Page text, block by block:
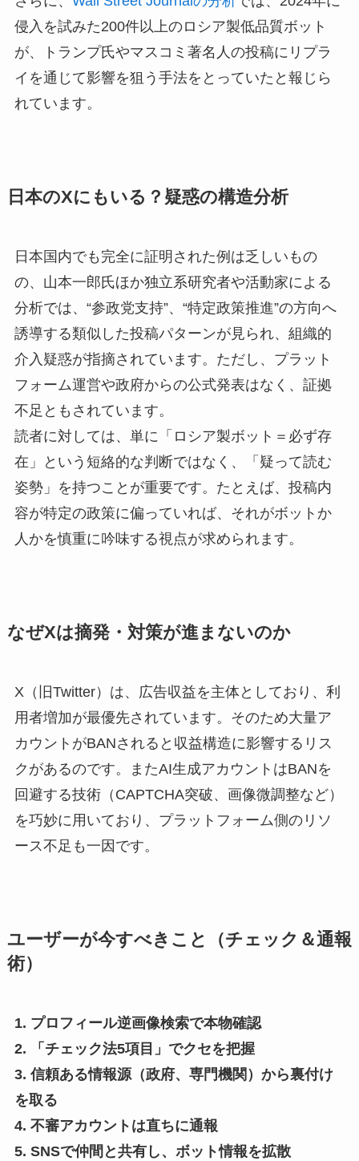
侵入を試みた200件以上のロシア製低品質ボット
が、トランプ氏やマスコミ著名人の投稿にリプラ
イを通じて影響を狙う手法をとっていたと報じら
れています。
日本のXにもいる？疑惑の構造分析
日本国内でも完全に証明された例は乏しいもの
の、山本一郎氏ほか独立系研究者や活動家による
分析では、“参政党支持”、“特定政策推進”の方向へ
誘導する類似した投稿パターンが見られ、組織的
介入疑惑が指摘されています。ただし、プラット
フォーム運営や政府からの公式発表はなく、証拠
不足ともされています。
読者に対しては、単に「ロシア製ボット＝必ず存
在」という短絡的な判断ではなく、「疑って読む
姿勢」を持つことが重要です。たとえば、投稿内
容が特定の政策に偏っていれば、それがボットか
人かを慎重に吟味する視点が求められます。
なぜXは摘発・対策が進まないのか
X（旧Twitter）は、広告収益を主体としており、利
用者増加が最優先されています。そのため大量ア
カウントがBANされると収益構造に影響するリス
クがあるのです。またAI生成アカウントはBANを
回避する技術（CAPTCHA突破、画像微調整など）
を巧妙に用いており、プラットフォーム側のリソ
ース不足も一因です。
ユーザーが今すべきこと（チェック＆通報
術）
1. プロフィール逆画像検索で本物確認
2. 「チェック法5項目」でクセを把握
3. 信頼ある情報源（政府、専門機関）から裏付け
を取る
4. 不審アカウントは直ちに通報
5. SNSで仲間と共有し、ボット情報を拡散